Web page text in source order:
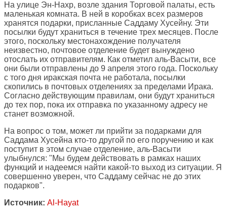
На улице Эн-Нахр, возле здания Торговой палаты, есть
маленькая комната. В ней в коробках всех размеров
хранятся подарки, присланные Саддаму Хусейну. Эти
посылки будут храниться в течение трех месяцев. После
этого, поскольку местонахождение получателя
неизвестно, почтовое отделение будет вынуждено
отослать их отправителям. Как отметил аль-Васыти, все
они были отправлены до 9 апреля этого года. Поскольку
с того дня иракская почта не работала, посылки
скопились в почтовых отделениях за пределами Ирака.
Согласно действующим правилам, они будут храниться
до тех пор, пока их отправка по указанному адресу не
станет возможной.
На вопрос о том, может ли прийти за подарками для
Саддама Хусейна кто-то другой по его поручению и как
поступит в этом случае отделение, аль-Васыти
улыбнулся: "Мы будем действовать в рамках наших
функций и надеемся найти какой-то выход из ситуации. Я
совершенно уверен, что Саддаму сейчас не до этих
подарков".
Источник: Al-Hayat